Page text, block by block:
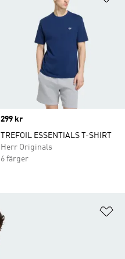
Price
299 kr
TREFOIL ESSENTIALS T-SHIRT
Herr Originals
6 färger